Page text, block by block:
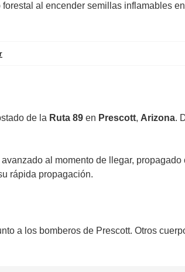
al encender semillas inflamables
de la Ruta 89 en Prescott, Arizona.
al momento de llegar,
rápida propagación.
a los bomberos de Prescott. Otros